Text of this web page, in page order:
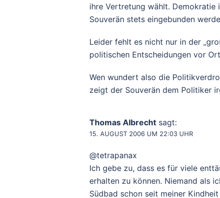
ihre Vertretung wählt. Demokratie
Souverän stets eingebunden
Leider fehlt es nicht nur in der
politischen Entscheidungen vor
Wen wundert also die
zeigt der Souverän dem Politiker
Thomas Albrecht sagt:
15. AUGUST 2006 UM 22:03 UHR
@tetrapanax
Ich gebe zu, dass es für viele
erhalten zu können. Niemand als
Südbad schon seit meiner